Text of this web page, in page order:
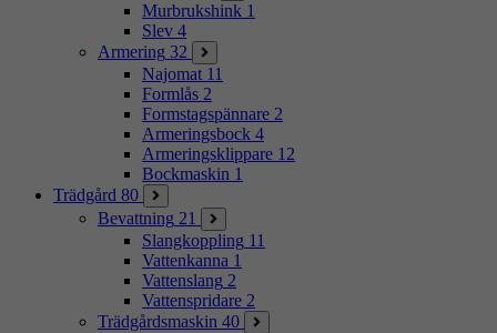
Murbrukshink 1
Slev 4
Armering 32
Najomat 11
Formlås 2
Formstagspännare 2
Armeringsbock 4
Armeringsklippare 12
Bockmaskin 1
Trädgård 80
Bevattning 21
Slangkoppling 11
Vattenkanna 1
Vattenslang 2
Vattenspridare 2
Trädgårdsmaskin 40